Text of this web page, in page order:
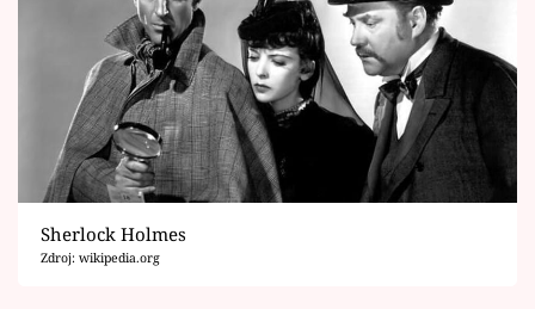
Horoskopy
Sledujte prima+
Filmový festival Karlovy Vary
Sherlock Holmes
Zdroj: wikipedia.org